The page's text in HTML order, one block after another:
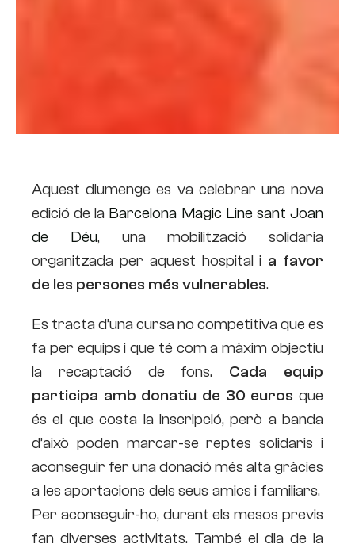
Aquest diumenge es va celebrar una nova
edició de la Barcelona Magic Line sant Joan
de Déu, una mobilització solidaria
organitzada per aquest hospital i a favor
de les persones més vulnerables.
Es tracta d’una cursa no competitiva que es
fa per equips i que té com a màxim objectiu
la recaptació de fons. Cada equip
participa amb donatiu de 30 euros que
és el que costa la inscripció, però a banda
d’això poden marcar-se reptes solidaris i
aconseguir fer una donació més alta gràcies
a les aportacions dels seus amics i familiars.
Per aconseguir-ho, durant els mesos previs
fan diverses activitats. També el dia de la